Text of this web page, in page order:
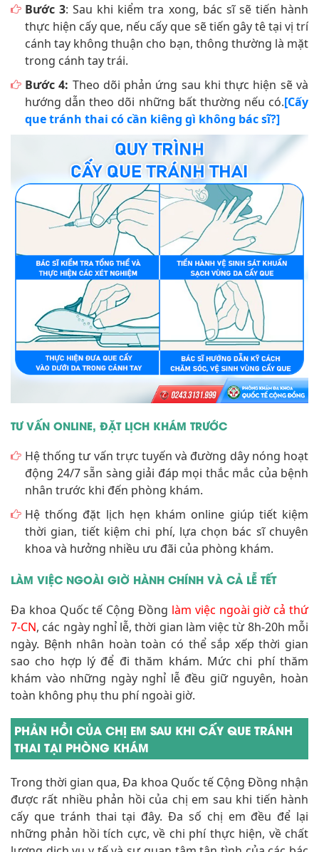
Bước 3: Sau khi kiểm tra xong, bác sĩ sẽ tiến hành
thực hiện cấy que, nếu cấy que sẽ tiến gây tê tại vị trí
cánh tay không thuận cho bạn, thông thường là mặt
trong cánh tay trái.
Bước 4: Theo dõi phản ứng sau khi thực hiện sẽ và
hướng dẫn theo dõi những bất thường nếu có.[Cấy
que tránh thai có cần kiêng gì không bác sĩ?]
TƯ VẤN ONLINE, ĐẶT LỊCH KHÁM TRƯỚC
Hệ thống tư vấn trực tuyến và đường dây nóng hoạt
động 24/7 sẵn sàng giải đáp mọi thắc mắc của bệnh
nhân trước khi đến phòng khám.
Hệ thống đặt lịch hẹn khám online giúp tiết kiệm
thời gian, tiết kiệm chi phí, lựa chọn bác sĩ chuyên
khoa và hưởng nhiều ưu đãi của phòng khám.
LÀM VIỆC NGOÀI GIỜ HÀNH CHÍNH VÀ CẢ LỄ TẾT
Đa khoa Quốc tế Cộng Đồng làm việc ngoài giờ cả thứ
7-CN, các ngày nghỉ lễ, thời gian làm việc từ 8h-20h mỗi
ngày. Bệnh nhân hoàn toàn có thể sắp xếp thời gian
sao cho hợp lý để đi thăm khám. Mức chi phí thăm
khám vào những ngày nghỉ lễ đều giữ nguyên, hoàn
toàn không phụ thu phí ngoài giờ.
PHẢN HỒI CỦA CHỊ EM SAU KHI CẤY QUE TRÁNH
THAI TẠI PHÒNG KHÁM
Trong thời gian qua, Đa khoa Quốc tế Cộng Đồng nhận
được rất nhiều phản hồi của chị em sau khi tiến hành
cấy que tránh thai tại đây. Đa số chị em đều để lại
những phản hồi tích cực, về chi phí thực hiện, về chất